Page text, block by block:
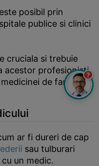
posibil prin
publice si clinici
cruciala si trebuie
acestor profesionisti,
de familie.
ar fi dureri de cap
sau tulburari
un medic.
?